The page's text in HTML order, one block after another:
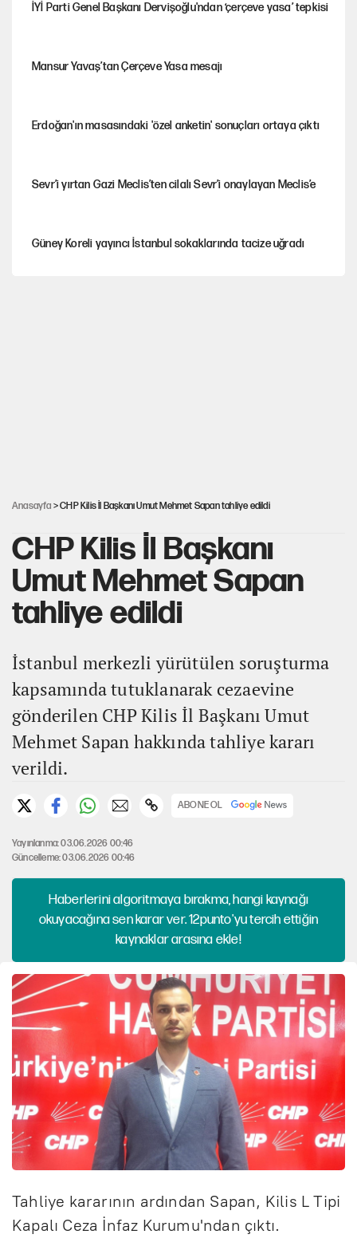
İYİ Parti Genel Başkanı Dervişoğlu'ndan ‘çerçeve yasa’ tepkisi
Mansur Yavaş’tan Çerçeve Yasa mesajı
Erdoğan'ın masasındaki 'özel anketin' sonuçları ortaya çıktı
Sevr’i yırtan Gazi Meclis’ten cilalı Sevr’i onaylayan Meclis’e
Güney Koreli yayıncı İstanbul sokaklarında tacize uğradı
Anasayfa > CHP Kilis İl Başkanı Umut Mehmet Sapan tahliye edildi
CHP Kilis İl Başkanı
Umut Mehmet Sapan
tahliye edildi
İstanbul merkezli yürütülen soruşturma
kapsamında tutuklanarak cezaevine
gönderilen CHP Kilis İl Başkanı Umut
Mehmet Sapan hakkında tahliye kararı
verildi.
ABONE OL
Yayınlanma: 03.06.2026 00:46
Güncelleme: 03.06.2026 00:46
Haberlerini algoritmaya bırakma, hangi kaynağı
okuyacağına sen karar ver. 12punto'yu tercih ettiğin
kaynaklar arasına ekle!
Tahliye kararının ardından Sapan, Kilis L Tipi
Kapalı Ceza İnfaz Kurumu'ndan çıktı.